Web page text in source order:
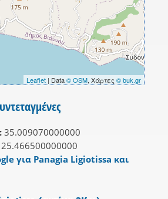
Leaflet | Data© OSM, Χάρτες © buk.gr
35.009070000000
25.466500000000
για Panagia Ligiotissa και